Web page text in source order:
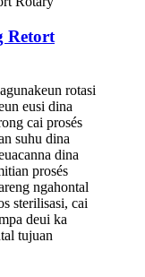
Retort
rotasi
eusi dina
cai prosés
suhu dina
dina
prosés
ngahontal
sterilisasi, cai
deui ka
tujuan